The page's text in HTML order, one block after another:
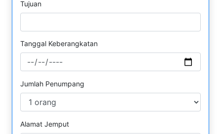
Tujuan
Tanggal Keberangkatan
Jumlah Penumpang
Alamat Jemput